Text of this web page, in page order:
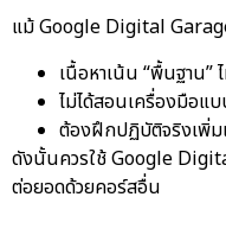
แม้ Google Digital
เนื้อหาเน้น “พื้นฐาน”
ไม่ได้สอนเครื่องมือแ
ต้องฝึกปฏิบัติจริงเพิ่ม
ดังนั้นควรใช้ Google
ต่อยอดด้วยคอร์สอื่น